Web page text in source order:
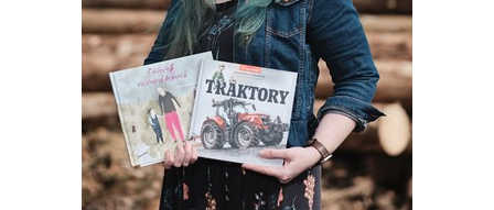
Technické vedy
Učebnice
Umenie a kultúra
Výchova a pedagogika
Young adult
Young adult (SK)
Zdravie a životný štýl
Všetky tituly